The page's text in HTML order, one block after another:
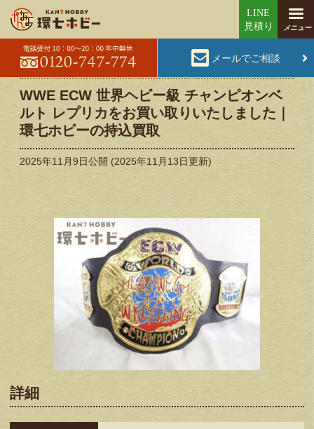
メールでご相談
WWE ECW 世界ヘビー級 チャンピオンベ
ルト レプリカをお買い取りいたしました｜
環七ホビーの持込買取
2025年11月9日公開 (2025年11月13日更新)
詳細